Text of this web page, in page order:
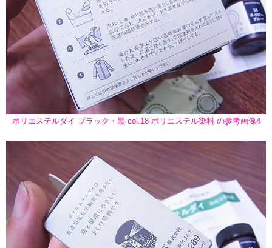
ポリエステルダイ ブラック・黒 col.18 ポリエステル染料 の参考画像4